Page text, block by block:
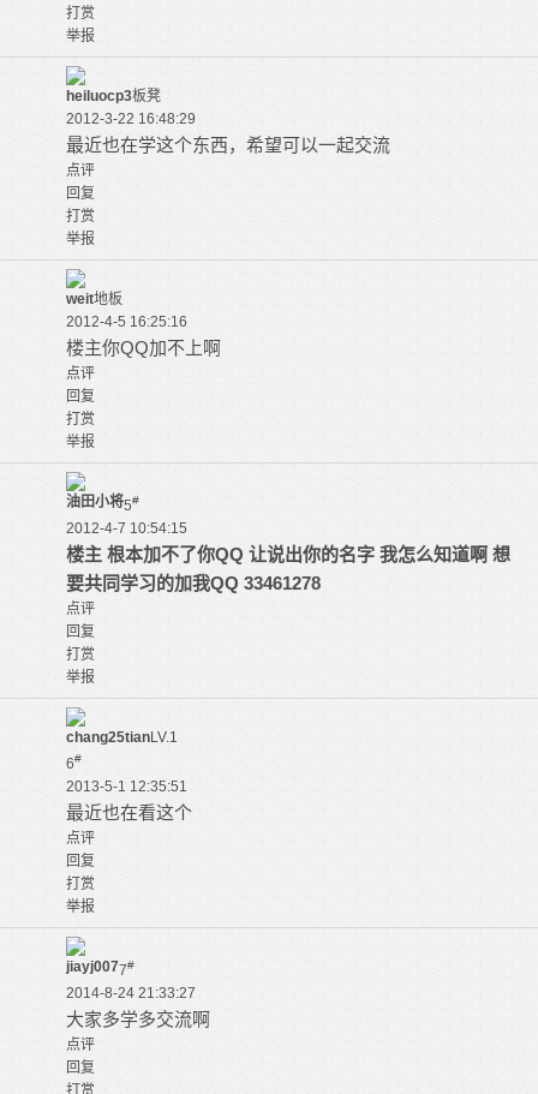
打赏
举报
heiluocp3板凳
2012-3-22 16:48:29
最近也在学这个东西，希望可以一起交流
点评
回复
打赏
举报
weit地板
2012-4-5 16:25:16
楼主你QQ加不上啊
点评
回复
打赏
举报
油田小将5#
2012-4-7 10:54:15
楼主 根本加不了你QQ 让说出你的名字 我怎么知道啊 想
要共同学习的加我QQ 33461278
点评
回复
打赏
举报
chang25tianLV.1
6#
2013-5-1 12:35:51
最近也在看这个
点评
回复
打赏
举报
jiayj0077#
2014-8-24 21:33:27
大家多学多交流啊
点评
回复
打赏